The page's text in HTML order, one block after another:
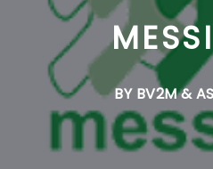
BY BV2M &